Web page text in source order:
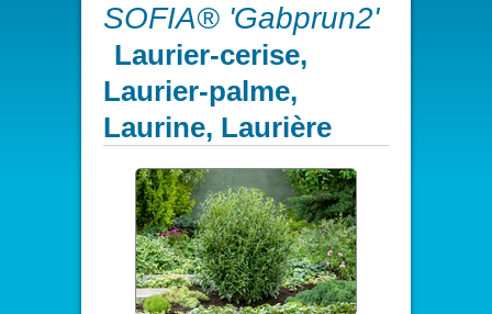
SOFIA® 'Gabprun2'
Laurier-cerise,
Laurier-palme,
Laurine, Laurière